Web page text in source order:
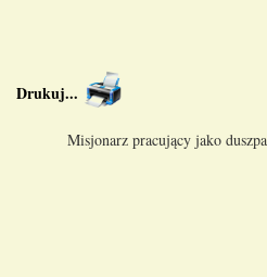
Drukuj...
Misjonarz pracujący jako